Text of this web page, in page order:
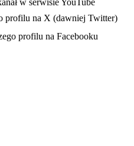
karcie
w serwisie YouTube
profilu na X (dawniej Twitter)
nowej karcieprofilu na Facebooku